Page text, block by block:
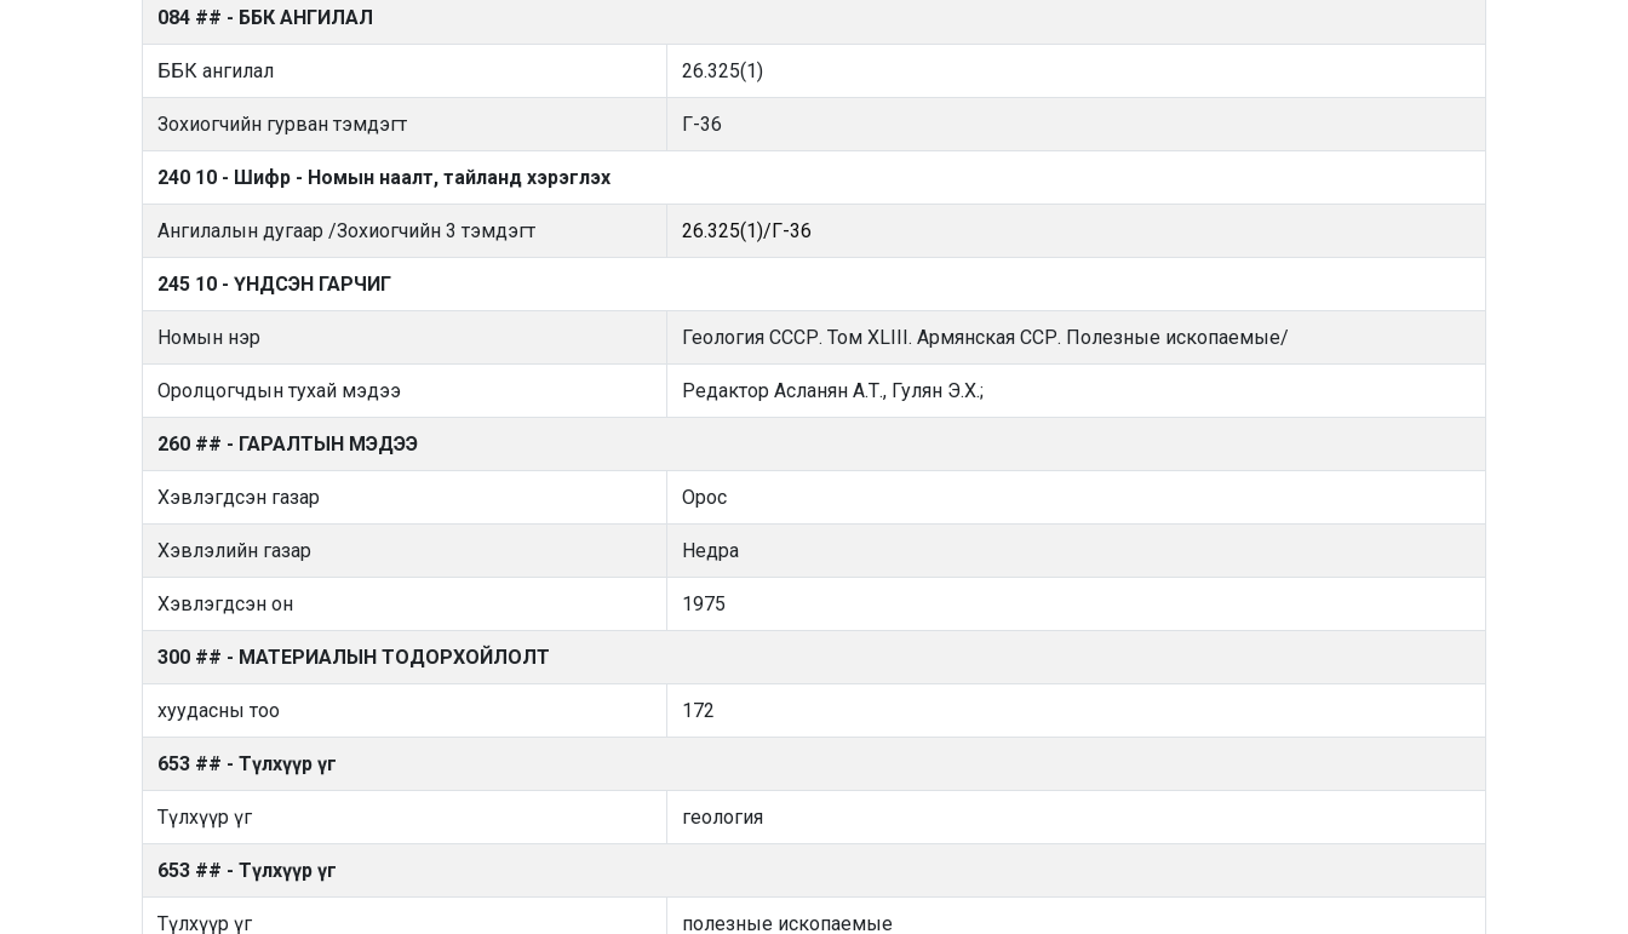
084 ## - ББК АНГИЛАЛ
ББК ангилал 26.325(1)
Зохиогчийн гурван тэмдэгт Г-36
240 10 - Шифр - Номын наалт, тайланд хэрэглэх
Ангилалын дугаар /Зохиогчийн 3 тэмдэгт 26.325(1)/Г-36
245 10 - ҮНДСЭН ГАРЧИГ
Номын нэр Геология СССР. Том XLIII. Армянская ССР. Полезные ископаемые/
Оролцогчдын тухай мэдээ Редактор Асланян А.Т., Гулян Э.Х.;
260 ## - ГАРАЛТЫН МЭДЭЭ
Хэвлэгдсэн газар Орос
Хэвлэлийн газар Недра
Хэвлэгдсэн он 1975
300 ## - МАТЕРИАЛЫН ТОДОРХОЙЛОЛТ
хуудасны тоо 172
653 ## - Түлхүүр үг
Түлхүүр үг геология
653 ## - Түлхүүр үг
Түлхүүр үг полезные ископаемые